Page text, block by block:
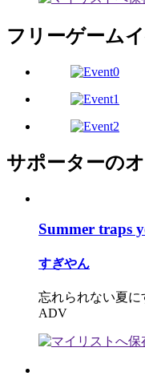
フリーゲーム
サポーターの
Summer traps
すぎやん
忘れられない夏に
ADV